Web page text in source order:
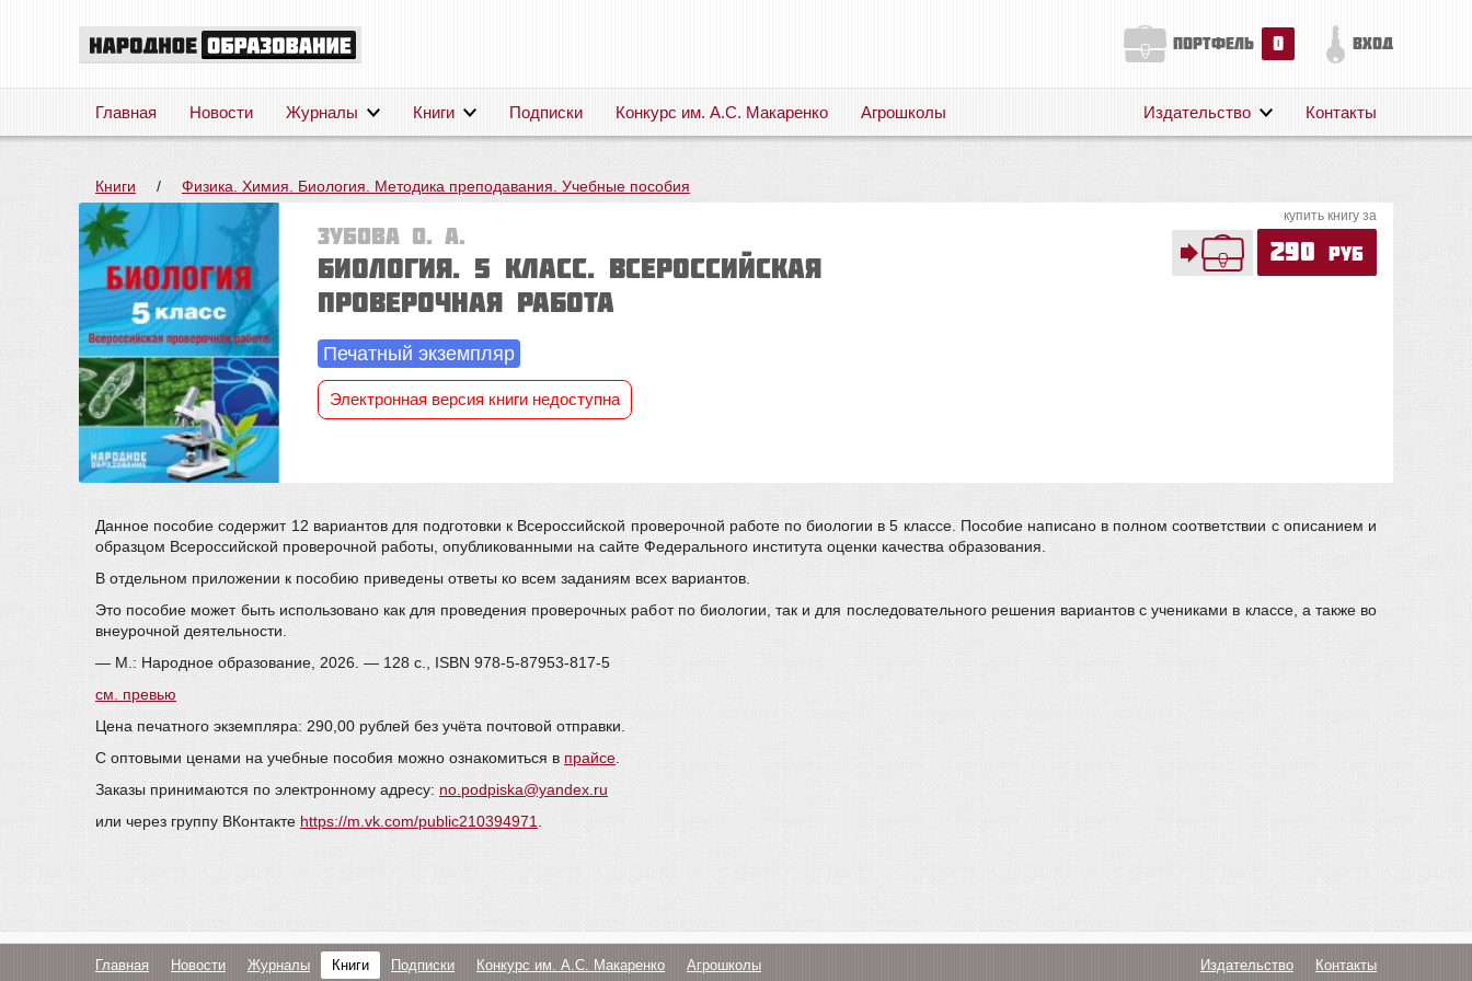
портфель 0 вход
Главная Новости Журналы Книги Подписки Конкурс им. А.С. Макаренко Агрошколы
Публикации
Издательство Контакты
Книги / Физика. Химия. Биология. Методика преподавания. Учебные пособия
Зубова О. А.
Биология. 5 класс. Всероссийская
проверочная работа
Печатный экземпляр
Электронная версия книги недоступна
купить книгу за
290 руб
Данное пособие содержит 12 вариантов для подготовки к Всероссийской проверочной работе по биологии в 5 классе. Пособие написано в полном соответствии с описанием и
образцом Всероссийской проверочной работы, опубликованными на сайте Федерального института оценки качества образования.
В отдельном приложении к пособию приведены ответы ко всем заданиям всех вариантов.
Это пособие может быть использовано как для проведения проверочных работ по биологии, так и для последовательного решения вариантов с учениками в классе, а также во
внеурочной деятельности.
— М.: Народное образование, 2026. — 128 с., ISBN 978-5-87953-817-5
см. превью
Цена печатного экземпляра: 290,00 рублей без учёта почтовой отправки.
С оптовыми ценами на учебные пособия можно ознакомиться в прайсе
Заказы принимаются по электронному адресу: no.podpiska@yandex.ru
или через группу ВКонтакте https://m.vk.com/public210394971
Главная Новости Журналы Книги Подписки Конкурс им. А.С. Макаренко Агрошколы Издательство Контакты